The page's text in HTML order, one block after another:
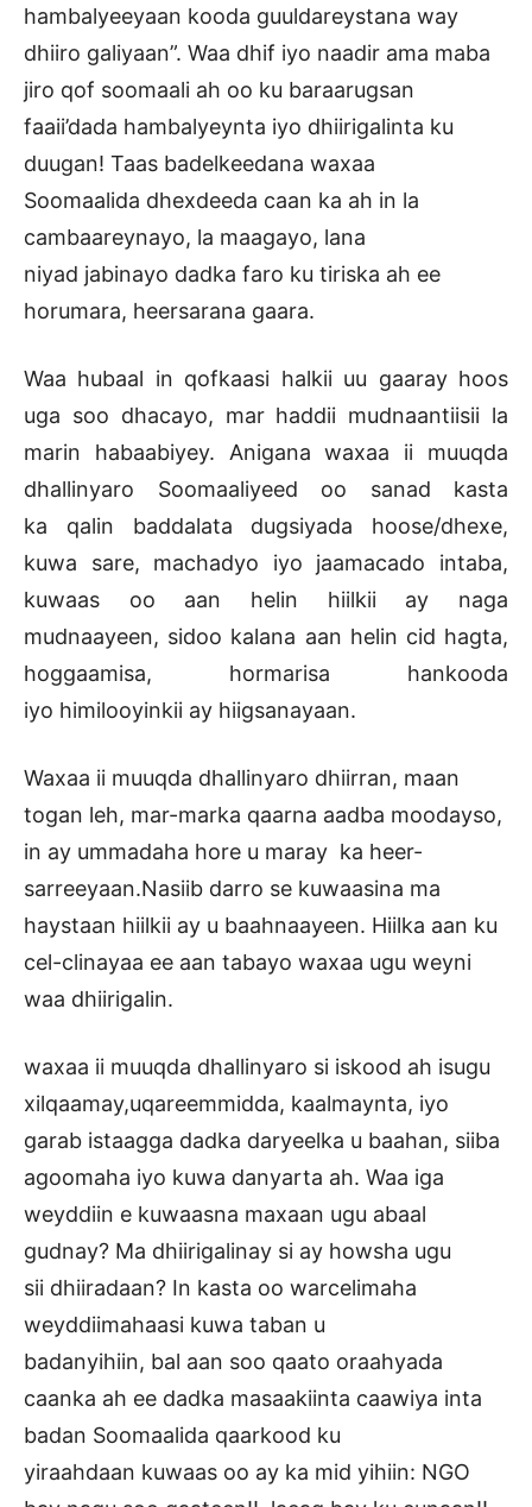
hambalyeeyaan kooda guuldareystana way
dhiiro galiyaan”. Waa dhif iyo naadir ama maba
jiro qof soomaali ah oo ku baraarugsan
faaii’dada hambalyeynta iyo dhiirigalinta ku
duugan! Taas badelkeedana waxaa
Soomaalida dhexdeeda caan ka ah in la
cambaareynayo, la maagayo, lana
niyad jabinayo dadka faro ku tiriska ah ee
horumara, heersarana gaara.
Waa hubaal in qofkaasi halkii uu gaaray hoos
uga soo dhacayo, mar haddii mudnaantiisii la
marin habaabiyey. Anigana waxaa ii muuqda
dhallinyaro Soomaaliyeed oo sanad kasta
ka qalin baddalata dugsiyada hoose/dhexe,
kuwa sare, machadyo iyo jaamacado intaba,
kuwaas oo aan helin hiilkii ay naga
mudnaayeen, sidoo kalana aan helin cid hagta,
hoggaamisa, hormarisa hankooda
iyo himilooyinkii ay hiigsanayaan.
Waxaa ii muuqda dhallinyaro dhiirran, maan
togan leh, mar-marka qaarna aadba moodayso,
in ay ummadaha hore u maray ka heer-
sarreeyaan.Nasiib darro se kuwaasina ma
haystaan hiilkii ay u baahnaayeen. Hiilka aan ku
cel-clinayaa ee aan tabayo waxaa ugu weyni
waa dhiirigalin.
waxaa ii muuqda dhallinyaro si iskood ah isugu
xilqaamay,uqareemmidda, kaalmaynta, iyo
garab istaagga dadka daryeelka u baahan, siiba
agoomaha iyo kuwa danyarta ah. Waa iga
weyddiin e kuwaasna maxaan ugu abaal
gudnay? Ma dhiirigalinay si ay howsha ugu
sii dhiiradaan? In kasta oo warcelimaha
weyddiimahaasi kuwa taban u
badanyihiin, bal aan soo qaato oraahyada
caanka ah ee dadka masaakiinta caawiya inta
badan Soomaalida qaarkood ku
yiraahdaan kuwaas oo ay ka mid yihiin: NGO